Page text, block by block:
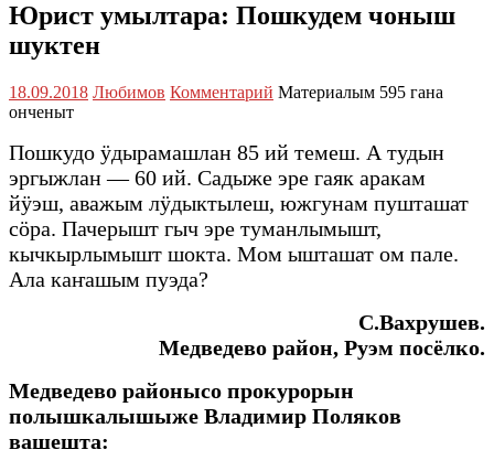
Юрист умылтара: Пошкудем чоныш
шуктен
18.09.2018 Любимов Комментарий Материалым 595 гана
онченыт
Пошкудо ӱдырамашлан 85 ий темеш. А тудын
эргыжлан — 60 ий. Садыже эре гаяк аракам
йӱэш, аважым лӱдыктылеш, южгунам пушташат
сӧра. Пачерышт гыч эре туманлымышт,
кычкырлымышт шокта. Мом ышташат ом пале.
Ала каҥашым пуэда?
С.Вахрушев.
Медведево район, Руэм посёлко.
Медведево районысо прокурорын
полышкалышыже Владимир Поляков
вашешта: